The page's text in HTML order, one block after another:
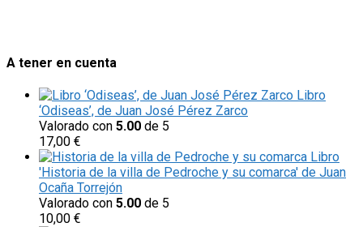
A tener en cuenta
Libro
‘Odiseas’, de Juan José Pérez Zarco
Valorado con 5.00 de 5
17,00 €
Libro
'Historia de la villa de Pedroche y su comarca' de Juan
Ocaña Torrejón
Valorado con 5.00 de 5
10,00 €